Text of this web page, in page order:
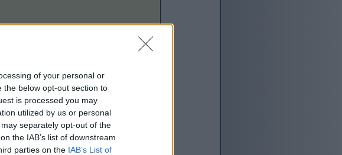
of your personal or
the below opt-out section to
is processed you may
utilized by us or personal
separately opt-out of the
the IAB’s list of downstream
parties on the IAB’s List of